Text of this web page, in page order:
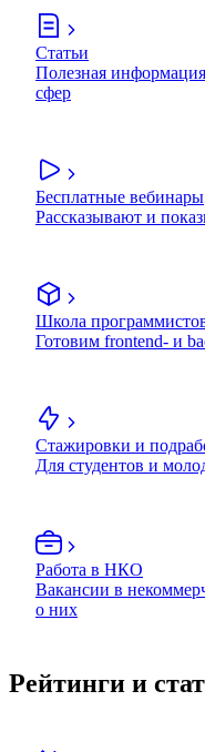
Статьи
Полезная
сфер
Бесплатные вебинары
Рассказывают и
Школа
Готовим frontend- и
Стажировки и
Для студентов и
Работа в НКО
Вакансии в
о них
Рейтинги и